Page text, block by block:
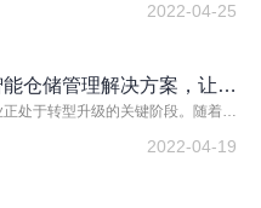
理、人员管理、技术创新等无法回
新零售模式的不断冲击，一系列商
题，经常让零售小微企业陷入内外
2022-04-25
仓储管理解决方案，让企
理
处于转型升级的关键阶段。随着工
知，企业的精益高效离不开系统的
2022-04-19